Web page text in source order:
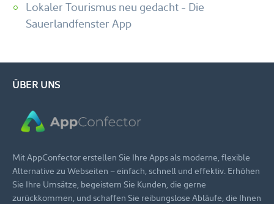
Lokaler Tourismus neu gedacht - Die
Sauerlandfenster App
ÜBER UNS
Mit AppConfector erstellen Sie Ihre Apps als moderne, flexible
Alternative zu Webseiten – einfach, schnell und effektiv. Erhöhen
Sie Ihre Umsätze, begeistern Sie Kunden, die gerne
zurückkommen, und schaffen Sie reibungslose Abläufe, die Ihnen